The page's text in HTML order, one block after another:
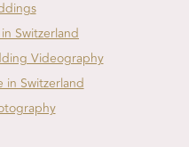
Switzerland
Videography
in Switzerland